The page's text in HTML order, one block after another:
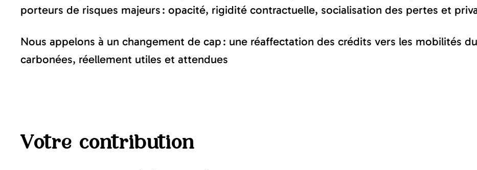
porteurs de risques majeurs : opacité, rigidité contractuelle, socialisation des pertes et
Nous appelons à un changement de cap : une réaffectation des crédits vers les mobilités
carbonées, réellement utiles et attendues
Votre contribution